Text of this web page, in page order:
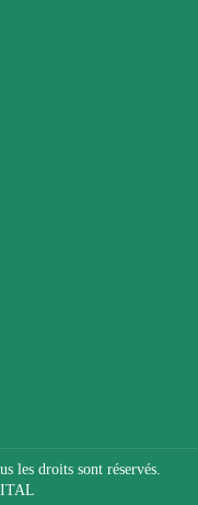
les droits sont réservés.